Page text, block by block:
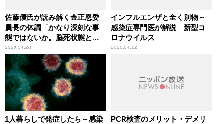
佐藤優氏が読み解く金正恩委
員長の体調「かなり深刻な事
態ではないか。脳死状態とい
う話も、ある国の情報ソース
から聞こえてくる」
2020.04.28
インフルエンザと全く別物～
感染症専門医が解説 新型コ
ロナウイルス
2020.04.12
1人暮らしで発症したら～感染
PCR検査のメリット・デメリ